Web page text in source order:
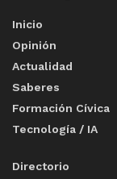
Inicio
Opinión
Actualidad
Saberes
Formación Cívica
Tecnología / IA
Directorio